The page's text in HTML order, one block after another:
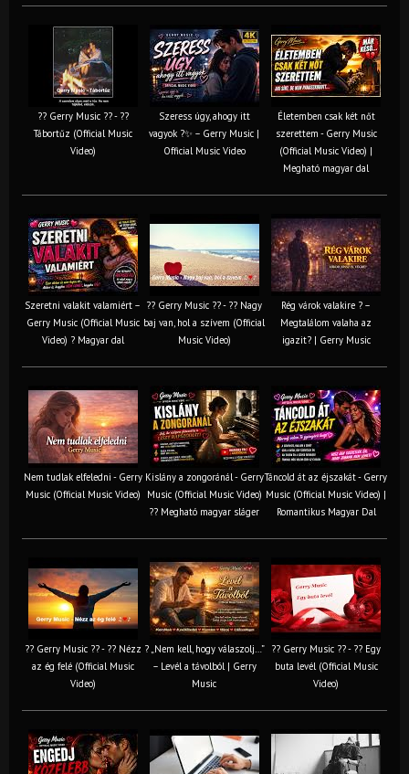
?? Gerry Music ?? - ??
Tábortűz (Official Music
Video)
Szeress úgy, ahogy itt
vagyok ?✨ – Gerry Music |
Official Music Video
Életemben csak két nőt
szerettem - Gerry Music
(Official Music Video) |
Megható magyar dal
Szeretni valakit valamiért –
Gerry Music (Official Music
Video) ? Magyar dal
?? Gerry Music ?? - ?? Nagy
baj van, hol a szívem (Official
Music Video)
Rég várok valakire ? –
Megtalálom valaha az
igazit? | Gerry Music
Nem tudlak elfeledni - Gerry
Music (Official Music Video)
Kislány a zongoránál - Gerry
Music (Official Music Video)
?? Megható magyar sláger
Táncold át az éjszakát - Gerry
Music (Official Music Video) |
Romantikus Magyar Dal
?? Gerry Music ?? - ?? Nézz
az ég felé (Official Music
Video)
? „Nem kell, hogy válaszolj…”
– Levél a távolból | Gerry
Music
?? Gerry Music ?? - ?? Egy
buta levél (Official Music
Video)